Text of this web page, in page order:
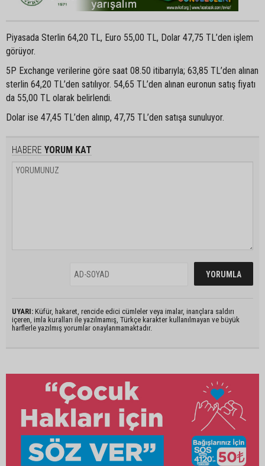
Piyasada Sterlin 64,20 TL, Euro 55,00 TL, Dolar 47,75 TL’den işlem
görüyor.
5P Exchange verilerine göre saat 08.50 itibarıyla; 63,85 TL’den alınan
sterlin 64,20 TL’den satılıyor. 54,65 TL’den alınan euronun satış fiyatı
da 55,00 TL olarak belirlendi.
Dolar ise 47,45 TL’den alınıp, 47,75 TL’den satışa sunuluyor.
HABERE YORUM KAT
UYARI: Küfür, hakaret, rencide edici cümleler veya imalar, inançlara saldırı
içeren, imla kuralları ile yazılmamış, Türkçe karakter kullanılmayan ve büyük
harflerle yazılmış yorumlar onaylanmamaktadır.